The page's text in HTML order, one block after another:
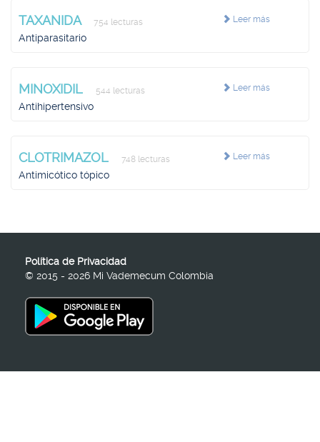
Leer más
TAXANIDA 754 lecturas
Antiparasitario
Leer más
MINOXIDIL 544 lecturas
Antihipertensivo
Leer más
CLOTRIMAZOL 748 lecturas
Antimicótico tópico
Política de Privacidad
© 2015 - 2026 Mi Vademecum Colombia